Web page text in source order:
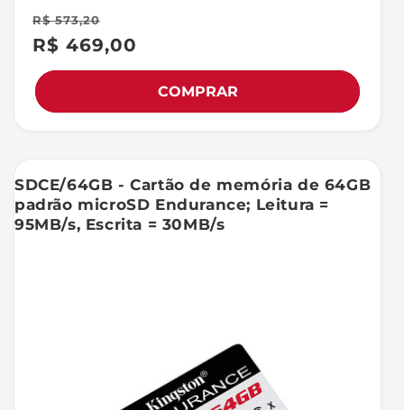
Preço
promocional
R$ 469,00
Preço
normal
R$ 573,20
COMPRAR
SDCE/64GB - Cartão de memória de 64GB
padrão microSD Endurance; Leitura =
95MB/s, Escrita = 30MB/s